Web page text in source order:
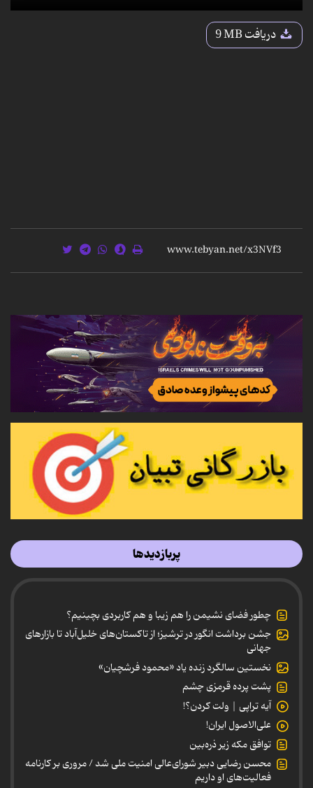
دریافت9 MB
پربازدیدها
چطور فضای نشیمن را هم زیبا و هم کاربردی بچینیم؟
جشن برداشت انگور در ترشیز؛ از تاکستان‌های خلیل‌آباد تا بازارهای
جهانی
نخستین سالگرد زنده یاد «محمود فرشچیان»
پشت پرده قرمزی چشم
آیه تراپی | ولت کردن؟!
علی‌الاصول ایران!
توافق مکه زیر ذره‌بین
محسن رضایی دبیر شورای‌عالی امنیت ملی شد / مروری بر کارنامه
فعالیت‌های او داریم